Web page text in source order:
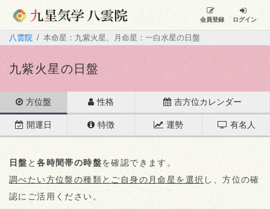
会員登録 ログイン
八雲院 本命星：九紫火星、月命星：一白水星の日盤
九紫火星の日盤
方位盤 性格 吉方位カレンダー
開運日 特徴 運勢 有名人
日盤 と各時間帯の時盤を確認できます。
調べたい方位盤の種類とご自身の月命星を選択 し、方位の確
認にご活用ください。